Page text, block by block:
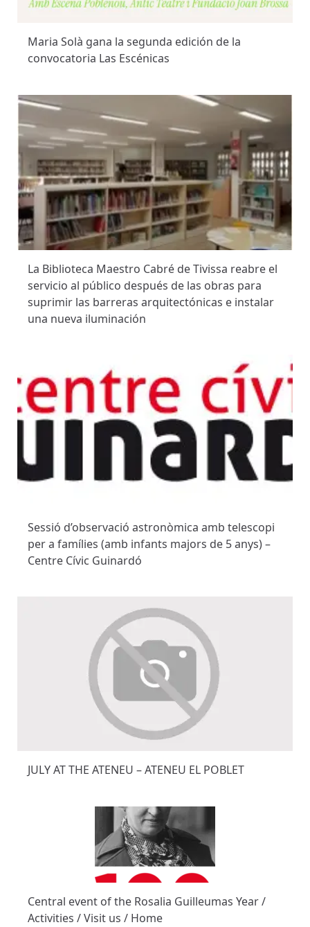
Maria Solà gana la segunda edición de la
convocatoria Las Escénicas
La Biblioteca Maestro Cabré de Tivissa reabre el
servicio al público después de las obras para
suprimir las barreras arquitectónicas e instalar
una nueva iluminación
Sessió d’observació astronòmica amb telescopi
per a famílies (amb infants majors de 5 anys) –
Centre Cívic Guinardó
JULY AT THE ATENEU – ATENEU EL POBLET
Central event of the Rosalia Guilleumas Year /
Activities / Visit us / Home